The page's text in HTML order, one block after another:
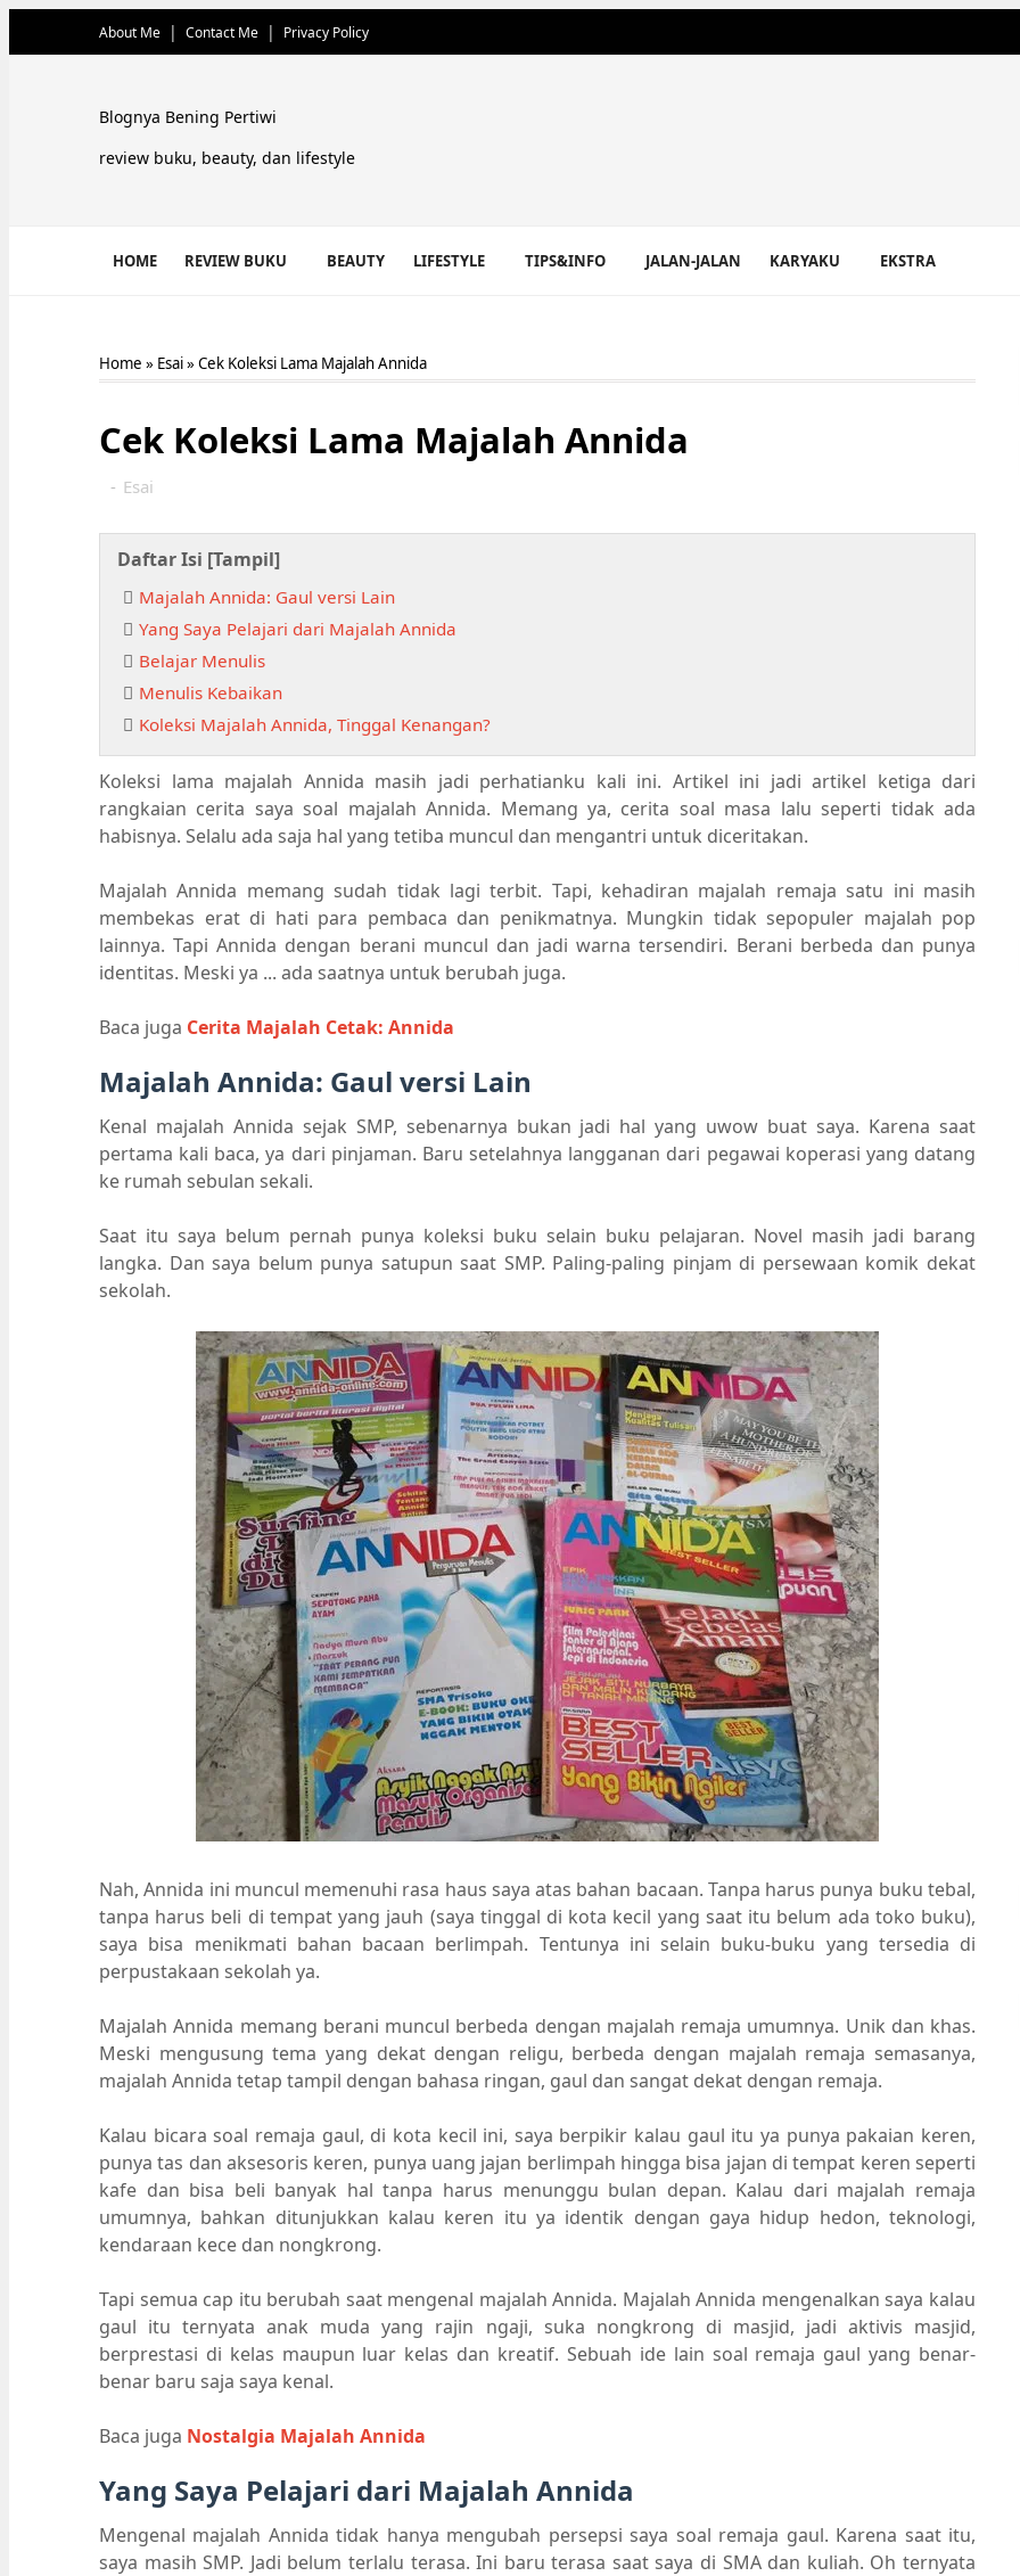
About Me Contact Me Privacy Policy
Blognya Bening Pertiwi
review buku, beauty, dan lifestyle
HOME REVIEW BUKU BEAUTY LIFESTYLE TIPS&INFO JALAN-JALAN KARYAKU EKSTRA
Home » Esai»Cek Koleksi Lama Majalah Annida
Cek Koleksi Lama Majalah Annida
- Esai
Daftar Isi [Tampil]
Majalah Annida: Gaul versi Lain
Yang Saya Pelajari dari Majalah Annida
Belajar Menulis
Menulis Kebaikan
Koleksi Majalah Annida, Tinggal Kenangan?
Koleksi lama majalah Annida masih jadi perhatianku kali ini. Artikel ini jadi artikel ketiga dari
rangkaian cerita saya soal majalah Annida. Memang ya, cerita soal masa lalu seperti tidak ada
habisnya. Selalu ada saja hal yang tetiba muncul dan mengantri untuk diceritakan.
Majalah Annida memang sudah tidak lagi terbit. Tapi, kehadiran majalah remaja satu ini masih
membekas erat di hati para pembaca dan penikmatnya. Mungkin tidak sepopuler majalah pop
lainnya. Tapi Annida dengan berani muncul dan jadi warna tersendiri. Berani berbeda dan punya
identitas. Meski ya ... ada saatnya untuk berubah juga.
Baca juga Cerita Majalah Cetak: Annida
Majalah Annida: Gaul versi Lain
Kenal majalah Annida sejak SMP, sebenarnya bukan jadi hal yang uwow buat saya. Karena saat
pertama kali baca, ya dari pinjaman. Baru setelahnya langganan dari pegawai koperasi yang datang
ke rumah sebulan sekali.
Saat itu saya belum pernah punya koleksi buku selain buku pelajaran. Novel masih jadi barang
langka. Dan saya belum punya satupun saat SMP. Paling-paling pinjam di persewaan komik dekat
sekolah.
Nah, Annida ini muncul memenuhi rasa haus saya atas bahan bacaan. Tanpa harus punya buku tebal,
tanpa harus beli di tempat yang jauh (saya tinggal di kota kecil yang saat itu belum ada toko buku),
saya bisa menikmati bahan bacaan berlimpah. Tentunya ini selain buku-buku yang tersedia di
perpustakaan sekolah ya.
Majalah Annida memang berani muncul berbeda dengan majalah remaja umumnya. Unik dan khas.
Meski mengusung tema yang dekat dengan religu, berbeda dengan majalah remaja semasanya,
majalah Annida tetap tampil dengan bahasa ringan, gaul dan sangat dekat dengan remaja.
Kalau bicara soal remaja gaul, di kota kecil ini, saya berpikir kalau gaul itu ya punya pakaian keren,
punya tas dan aksesoris keren, punya uang jajan berlimpah hingga bisa jajan di tempat keren seperti
kafe dan bisa beli banyak hal tanpa harus menunggu bulan depan. Kalau dari majalah remaja
umumnya, bahkan ditunjukkan kalau keren itu ya identik dengan gaya hidup hedon, teknologi,
kendaraan kece dan nongkrong.
Tapi semua cap itu berubah saat mengenal majalah Annida. Majalah Annida mengenalkan saya kalau
gaul itu ternyata anak muda yang rajin ngaji, suka nongkrong di masjid, jadi aktivis masjid,
berprestasi di kelas maupun luar kelas dan kreatif. Sebuah ide lain soal remaja gaul yang benar-
benar baru saja saya kenal.
Baca juga Nostalgia Majalah Annida
Yang Saya Pelajari dari Majalah Annida
Mengenal majalah Annida tidak hanya mengubah persepsi saya soal remaja gaul. Karena saat itu,
saya masih SMP. Jadi belum terlalu terasa. Ini baru terasa saat saya di SMA dan kuliah. Oh ternyata